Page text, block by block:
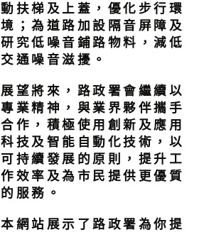
動扶梯及上蓋，優化步行環
境；為道路加設隔音屏障及
研究低噪音鋪路物料，減低
交通噪音滋擾。
展望將來，路政署會繼續以
專業精神，與業界夥伴攜手
合作，積極使用創新及應用
科技及智能自動化技術，以
可持續發展的原則，提升工
作效率及為市民提供更優質
的服務。
本網站展示了路政署為你提